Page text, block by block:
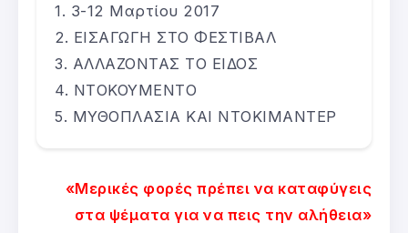
3-12 Μαρτίου 2017
ΕΙΣΑΓΩΓΗ ΣΤΟ ΦΕΣΤΙΒΑΛ
ΑΛΛΑΖΟΝΤΑΣ ΤΟ ΕΙΔΟΣ
ΝΤΟΚΟΥΜΕΝΤΟ
ΜΥΘΟΠΛΑΣΙΑ ΚΑΙ ΝΤΟΚΙΜΑΝΤΕΡ
«Μερικές φορές πρέπει να καταφύγεις
στα ψέματα για να πεις την αλήθεια»